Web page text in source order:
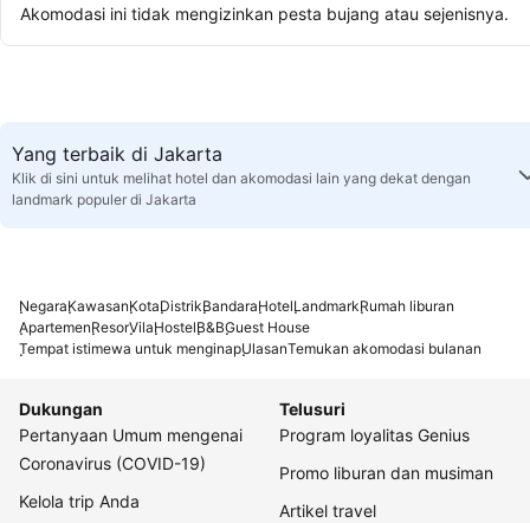
Akomodasi ini tidak mengizinkan pesta bujang atau sejenisnya.
Yang terbaik di Jakarta
Klik di sini untuk melihat hotel dan akomodasi lain yang dekat dengan
landmark populer di Jakarta
NegaraKawasanKotaDistrikBandaraHotelLandmarkRumah liburan
ApartemenResorVilaHostelB&BGuest House
Tempat istimewa untuk menginapUlasanTemukan akomodasi bulanan
Dukungan
Pertanyaan Umum mengenai
Coronavirus (COVID-19)
Kelola trip Anda
Telusuri
Program loyalitas Genius
Promo liburan dan musiman
Artikel travel